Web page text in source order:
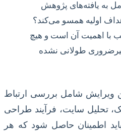
به یافته‌های پژوهش
اولیه همسو می‌کند؟
با اهمیت آن است و هیچ
طولانی نشده
ویرایش شامل بررسی ارتباط
تحلیل سایت، فرآیند طراحی
اطمینان حاصل شود که هر